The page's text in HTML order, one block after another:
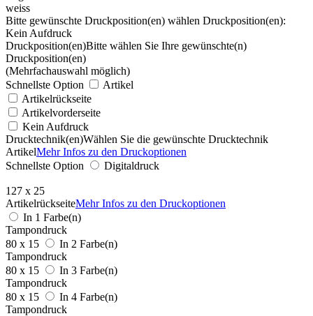
weiss
Bitte gewünschte Druckposition(en) wählen Druckposition(en):
Kein Aufdruck
Druckposition(en)Bitte wählen Sie Ihre gewünschte(n)
Druckposition(en)
(Mehrfachauswahl möglich)
Schnellste Option
Artikel
Artikelrückseite
Artikelvorderseite
Kein Aufdruck
Drucktechnik(en)Wählen Sie die gewünschte Drucktechnik
ArtikelMehr Infos zu den Druckoptionen
Schnellste Option
Digitaldruck
127 x 25
ArtikelrückseiteMehr Infos zu den Druckoptionen
In 1 Farbe(n)
Tampondruck
80 x 15
In 2 Farbe(n)
Tampondruck
80 x 15
In 3 Farbe(n)
Tampondruck
80 x 15
In 4 Farbe(n)
Tampondruck